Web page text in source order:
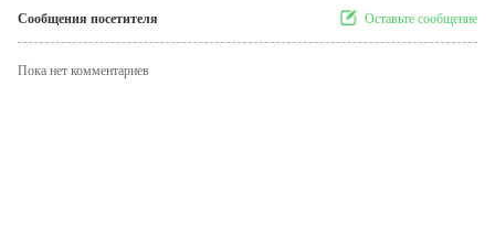
Сообщения посетителя Оставьте сообщение
Пока нет комментариев